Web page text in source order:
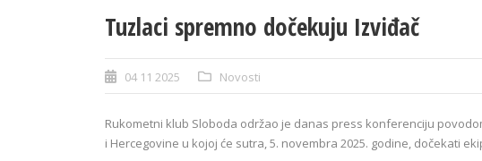
Tuzlaci spremno dočekuju Izviđač
04 11 2025 Novosti
Rukometni klub Sloboda održao je danas press konferenciju
i Hercegovine u kojoj će sutra, 5. novembra 2025. godine, dočekati